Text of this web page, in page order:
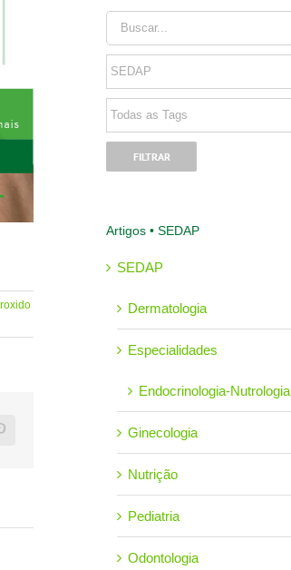
Artigos • SEDAP
SEDAP
Dermatologia
Especialidades
Endocrinologia-Nutrologia
Ginecologia
Nutrição
Pediatria
Odontologia